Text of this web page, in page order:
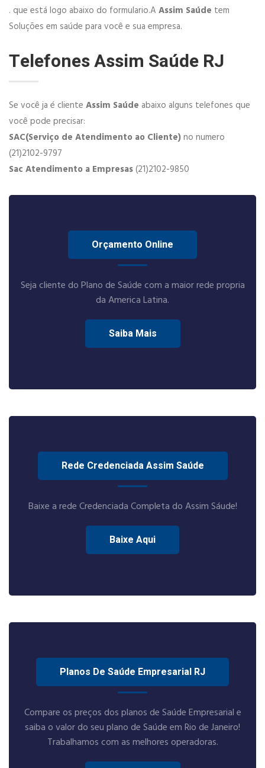
. que está logo abaixo do formulario.A Assim Saúde tem
Soluções em saúde para você e sua empresa.
Telefones Assim Saúde RJ
Se você ja é cliente Assim Saúde abaixo alguns telefones que
você pode precisar:
SAC(Serviço de Atendimento ao Cliente)no numero
(21)2102-9797
Sac Atendimento a Empresas (21)2102-9850
Orçamento Online
Seja cliente do Plano de Saúde com a maior rede propria
da America Latina.
Saiba Mais
Rede Credenciada Assim Saúde
Baixe a rede Credenciada Completa do Assim Sáude!
Baixe Aqui
Planos De Saúde Empresarial RJ
Compare os preços dos planos de Saúde Empresarial e
saiba o valor do seu plano de Saúde em Rio de Janeiro!
Trabalhamos com as melhores operadoras.